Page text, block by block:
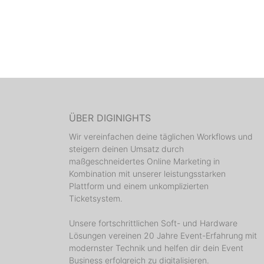
ÜBER DIGINIGHTS
Wir vereinfachen deine täglichen Workflows und
steigern deinen Umsatz durch
maßgeschneidertes Online Marketing in
Kombination mit unserer leistungsstarken
Plattform und einem unkomplizierten
Ticketsystem.
Unsere fortschrittlichen Soft- und Hardware
Lösungen vereinen 20 Jahre Event-Erfahrung mit
modernster Technik und helfen dir dein Event
Business erfolgreich zu digitalisieren.